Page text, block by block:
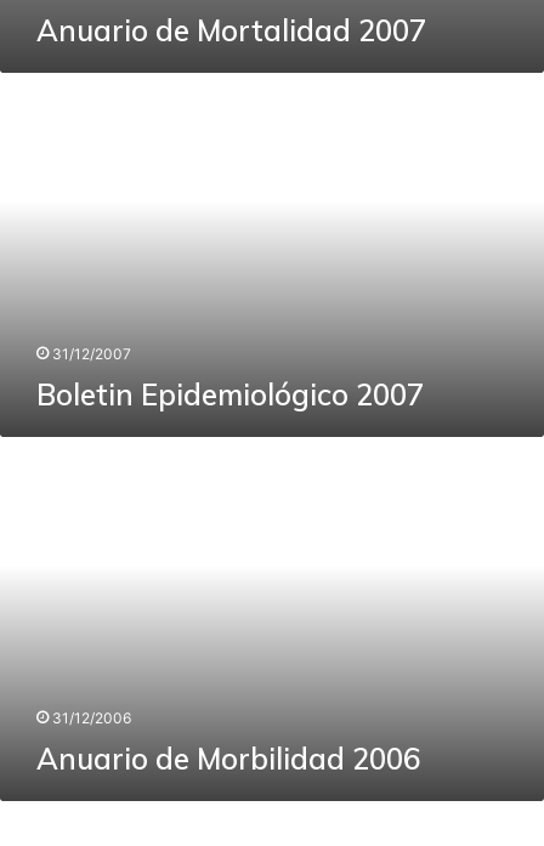
Anuario de Mortalidad 2007
31/12/2007
Boletin Epidemiológico 2007
31/12/2006
Anuario de Morbilidad 2006